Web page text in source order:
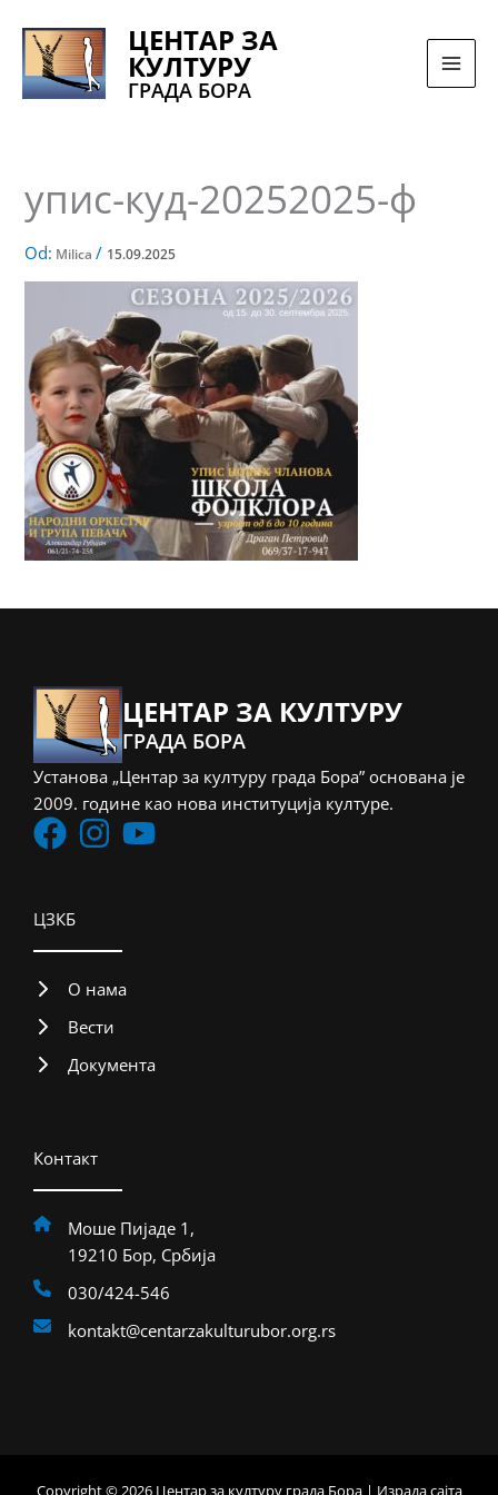
sadržaj
ЦЕНТАР ЗА
КУЛТУРУ
ГРАДА БОРА
упис-куд-20252025-ф
Od: Milica/ 15.09.2025
ЦЕНТАР ЗА КУЛТУРУ
ГРАДА БОРА
Установа „Центар за културу града Бора” основана је
2009. године као нова институција културе.
ЦЗКБ
О нама
Вести
Документа
Контакт
Моше Пијаде 1,
19210 Бор, Србија
030/424-546
kontakt@centarzakulturubor.org.rs
Copyright © 2026 Центар за културу града Бора | Израда сајта